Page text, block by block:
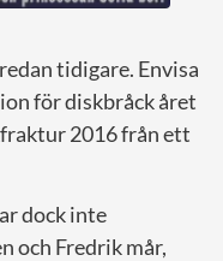
tidigare. Envisa
för diskbråck året
2016 från ett
dock inte
och Fredrik mår,